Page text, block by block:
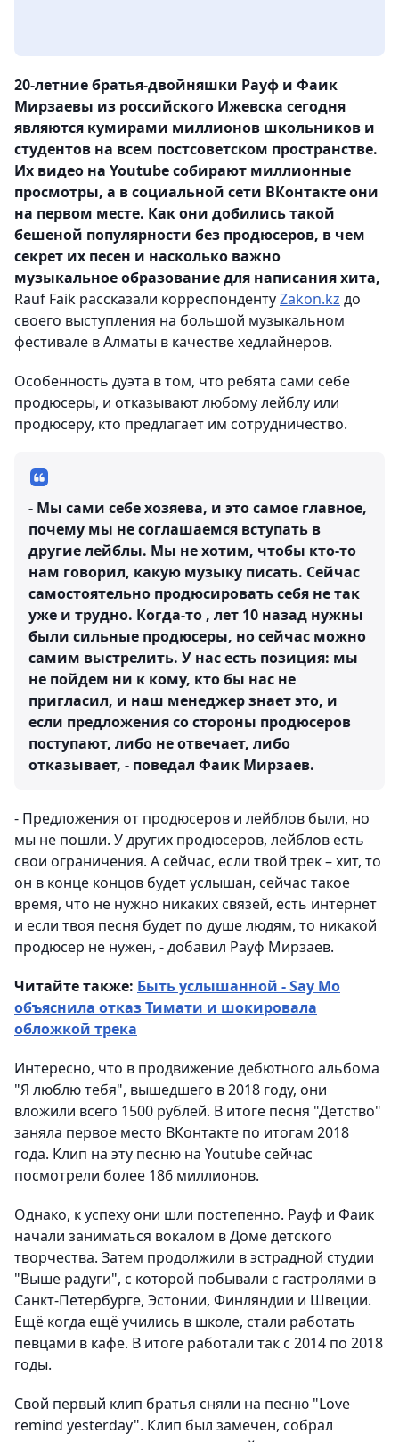
20-летние братья-двойняшки Рауф и Фаик
Мирзаевы из российского Ижевска сегодня
являются кумирами миллионов школьников и
студентов на всем постсоветском пространстве.
Их видео на Youtube собирают миллионные
просмотры, а в социальной сети ВКонтакте они
на первом месте. Как они добились такой
бешеной популярности без продюсеров, в чем
секрет их песен и насколько важно
музыкальное образование для написания хита,
Rauf Faik рассказали корреспондентуZakon.kz до
своего выступления на большой музыкальном
фестивале в Алматы в качестве хедлайнеров.
Особенность дуэта в том, что ребята сами себе
продюсеры, и отказывают любому лейблу или
продюсеру, кто предлагает им сотрудничество.
- Мы сами себе хозяева, и это самое главное,
почему мы не соглашаемся вступать в
другие лейблы. Мы не хотим, чтобы кто-то
нам говорил, какую музыку писать. Сейчас
самостоятельно продюсировать себя не так
уже и трудно. Когда-то , лет 10 назад нужны
были сильные продюсеры, но сейчас можно
самим выстрелить. У нас есть позиция: мы
не пойдем ни к кому, кто бы нас не
пригласил, и наш менеджер знает это, и
если предложения со стороны продюсеров
поступают, либо не отвечает, либо
отказывает, - поведал Фаик Мирзаев.
- Предложения от продюсеров и лейблов были, но
мы не пошли. У других продюсеров, лейблов есть
свои ограничения. А сейчас, если твой трек – хит, то
он в конце концов будет услышан, сейчас такое
время, что не нужно никаких связей, есть интернет
и если твоя песня будет по душе людям, то никакой
продюсер не нужен, - добавил Рауф Мирзаев.
Читайте также: Быть услышанной - Say Mo
объяснила отказ Тимати и шокировала
обложкой трека
Интересно, что в продвижение дебютного альбома
"Я люблю тебя", вышедшего в 2018 году, они
вложили всего 1500 рублей. В итоге песня "Детство"
заняла первое место ВКонтакте по итогам 2018
года. Клип на эту песню на Youtube сейчас
посмотрели более 186 миллионов.
Однако, к успеху они шли постепенно. Рауф и Фаик
начали заниматься вокалом в Доме детского
творчества. Затем продолжили в эстрадной студии
"Выше радуги", с которой побывали с гастролями в
Санкт-Петербурге, Эстонии, Финляндии и Швеции.
Ещё когда ещё учились в школе, стали работать
певцами в кафе. В итоге работали так с 2014 по 2018
годы.
Свой первый клип братья сняли на песню "Love
remind yesterday". Клип был замечен, собрал